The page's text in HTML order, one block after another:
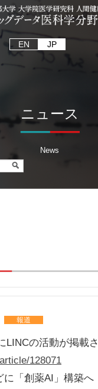
EN JP
ニュース
News
報道
LINCの活動が掲載さ
128071
に「創薬AI」構築